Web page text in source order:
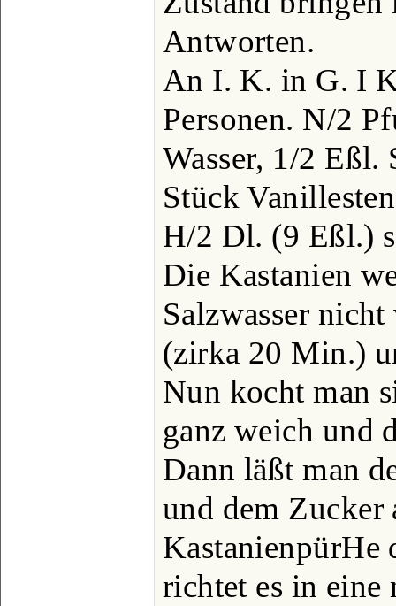
Antworten.
An I. K. in G. I
Personen. N/2
Wasser, 1/2 Eßl.
Stück
H/2 Dl. (9 Eßl.)
Die Kastanien
Salzwasser
(zirka 20 Min.)
Nun kocht man
ganz weich und
Dann läßt man
und dem Zucker
KastanienpürHe
richtet es in eine